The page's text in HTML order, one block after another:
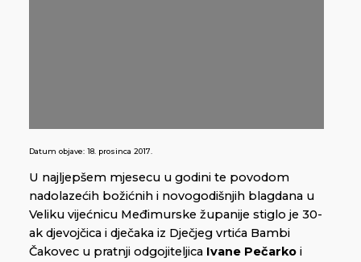
Datum objave: 18. prosinca 2017.
U najljepšem mjesecu u godini te povodom
nadolazećih božićnih i novogodišnjih blagdana u
Veliku vijećnicu Međimurske županije stiglo je 30-
ak djevojčica i dječaka iz Dječjeg vrtića Bambi
Čakovec u pratnji odgojiteljica Ivane Pečarko i